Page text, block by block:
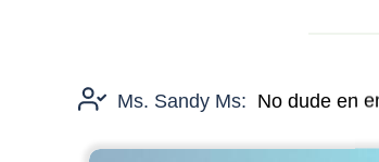
Ms. Sandy Ms: No dude en